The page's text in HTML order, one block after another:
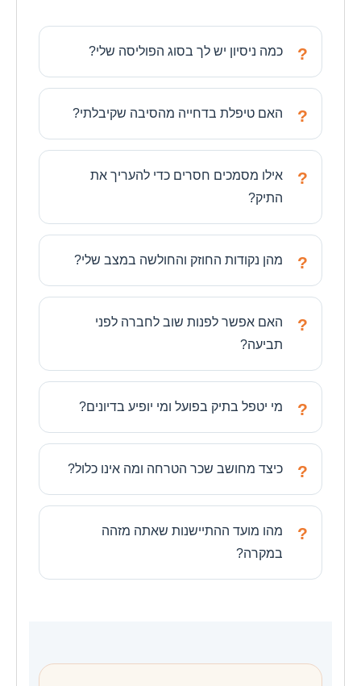
כמה ניסיון יש לך בסוג הפוליסה שלי?
האם טיפלת בדחייה מהסיבה שקיבלתי?
אילו מסמכים חסרים כדי להעריך את
התיק?
מהן נקודות החוזק והחולשה במצב שלי?
האם אפשר לפנות שוב לחברה לפני
תביעה?
מי יטפל בתיק בפועל ומי יופיע בדיונים?
כיצד מחושב שכר הטרחה ומה אינו כלול?
מהו מועד ההתיישנות שאתה מזהה
במקרה?